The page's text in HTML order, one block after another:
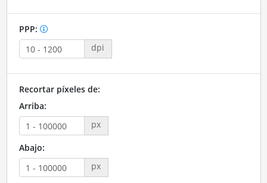
PPP:
dpi
Recortar píxeles de:
Arriba:
px
Abajo:
px